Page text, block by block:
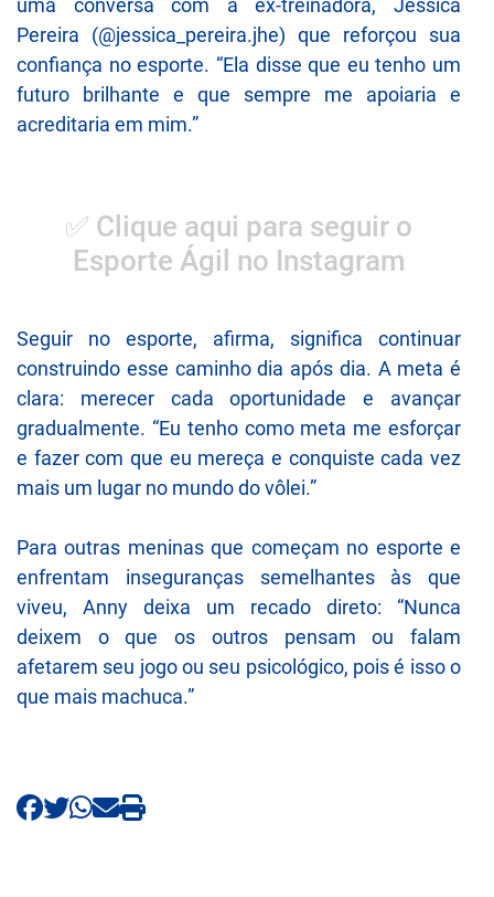
uma conversa com a ex-treinadora, Jessica
Pereira (@jessica_pereira.jhe) que reforçou sua
confiança no esporte. “Ela disse que eu tenho um
futuro brilhante e que sempre me apoiaria e
acreditaria em mim.”
✅ Clique aqui para seguir o
Esporte Ágil no Instagram
Seguir no esporte, afirma, significa continuar
construindo esse caminho dia após dia. A meta é
clara: merecer cada oportunidade e avançar
gradualmente. “Eu tenho como meta me esforçar
e fazer com que eu mereça e conquiste cada vez
mais um lugar no mundo do vôlei.”
Para outras meninas que começam no esporte e
enfrentam inseguranças semelhantes às que
viveu, Anny deixa um recado direto: “Nunca
deixem o que os outros pensam ou falam
afetarem seu jogo ou seu psicológico, pois é isso o
que mais machuca.”